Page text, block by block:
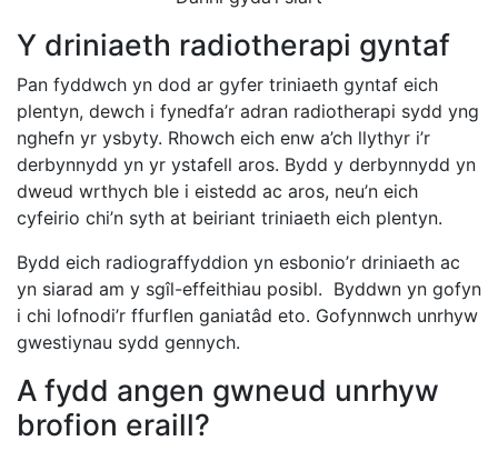
Y driniaeth radiotherapi gyntaf
Pan fyddwch yn dod ar gyfer triniaeth gyntaf eich
plentyn, dewch i fynedfa’r adran radiotherapi sydd yng
nghefn yr ysbyty. Rhowch eich enw a’ch llythyr i’r
derbynnydd yn yr ystafell aros. Bydd y derbynnydd yn
dweud wrthych ble i eistedd ac aros, neu’n eich
cyfeirio chi’n syth at beiriant triniaeth eich plentyn.
Bydd eich radiograffyddion yn esbonio’r driniaeth ac
yn siarad am y sgîl-effeithiau posibl. Byddwn yn gofyn
i chi lofnodi’r ffurflen ganiatâd eto. Gofynnwch unrhyw
gwestiynau sydd gennych.
A fydd angen gwneud unrhyw
brofion eraill?